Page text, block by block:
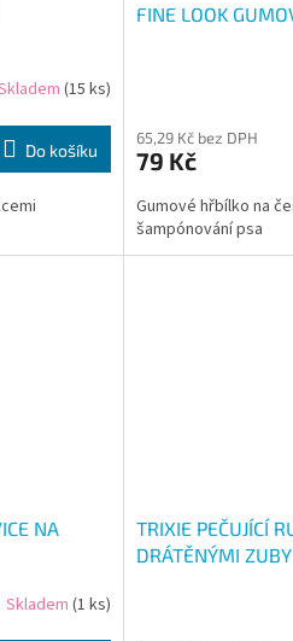
(15 ks)
Do košíku
FINE LOOK
65,29 Kč bez DPH
79 Kč
Gumové hřbílko na
šampónování psa
NA
Skladem (1 ks)
TRIXIE PEČUJÍCÍ
DRÁTĚNÝMI ZUBY